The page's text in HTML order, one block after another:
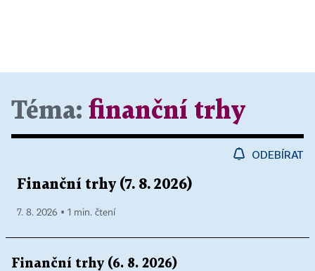
Téma: finanční trhy
ODEBÍRAT
Finanční trhy (7. 8. 2026)
7. 8. 2026 ▪ 1 min. čtení
Finanční trhy (6. 8. 2026)